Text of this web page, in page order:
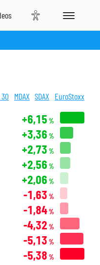
30 MDAX SDAX EuroStoxx
+6,15 %
+3,36 %
+2,73 %
+2,56 %
+2,06 %
-1,63 %
-1,84%
-4,32 %
-5,13 %
-5,38 %